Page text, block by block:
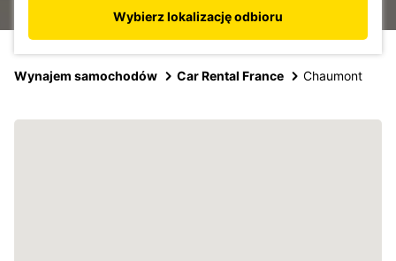
Wybierz lokalizację odbioru
Wynajem samochodów Car Rental France Chaumont